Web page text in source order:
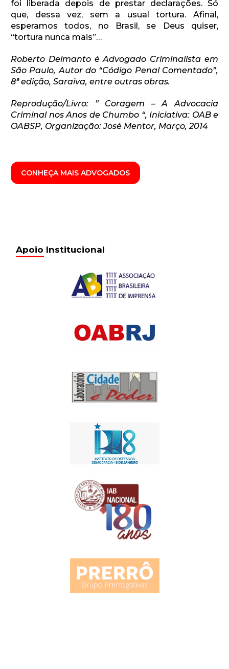
foi liberada depois de prestar declarações. Só
que, dessa vez, sem a usual tortura. Afinal,
esperamos todos, no Brasil, se Deus quiser,
“tortura nunca mais”…
Roberto Delmanto é Advogado Criminalista em
São Paulo, Autor do “Código Penal Comentado”,
8ª edição, Saraiva, entre outras obras.
Reprodução/Livro: ” Coragem – A Advocacia
Criminal nos Anos de Chumbo “, Iniciativa: OAB e
OABSP, Organização: José Mentor, Março, 2014
CONHEÇA MAIS ADVOGADOS
Apoio Institucional